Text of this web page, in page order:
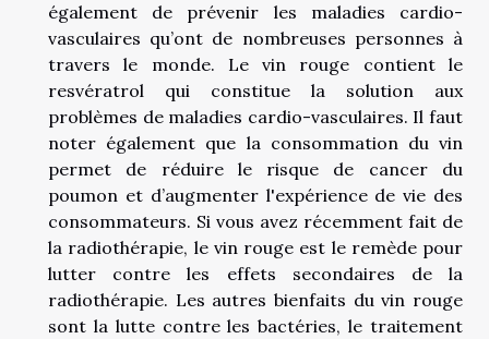
également de prévenir les maladies cardio-
vasculaires qu’ont de nombreuses personnes à
travers le monde. Le vin rouge contient le
resvératrol qui constitue la solution aux
problèmes de maladies cardio-vasculaires. Il faut
noter également que la consommation du vin
permet de réduire le risque de cancer du
poumon et d’augmenter l'expérience de vie des
consommateurs. Si vous avez récemment fait de
la radiothérapie, le vin rouge est le remède pour
lutter contre les effets secondaires de la
radiothérapie. Les autres bienfaits du vin rouge
sont la lutte contre les bactéries, le traitement